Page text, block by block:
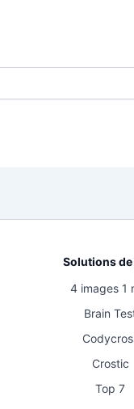
Solutions
4 images 1
Brain
Crostic
Top 7